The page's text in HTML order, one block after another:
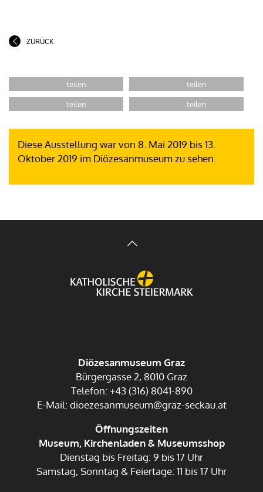
ZURÜCK
Diese Ausstellung war von 8. Mai 2019 bis 13.
Oktober 2019 im Diözesanmuseum zu sehen.
Diözesanmuseum Graz
Bürgergasse 2, 8010 Graz
Telefon: +43 (316) 8041-890
E-Mail: dioezesanmuseum@graz-seckau.at
Öffnungszeiten
Museum, Kirchenladen & Museumsshop
Dienstag bis Freitag: 9 bis 17 Uhr
Samstag, Sonntag & Feiertage: 11 bis 17 Uhr